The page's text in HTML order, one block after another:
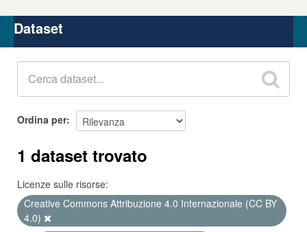
Organizzazioni
Gruppi
Dataset
Ordina per
1 dataset trovato
Licenze sulle risorse:
Creative Commons Attribuzione 4.0 Internazionale (CC BY
4.0)